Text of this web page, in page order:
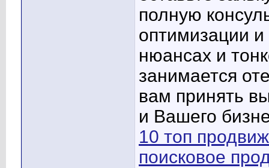
полную
оптимизации
нюансах и
занимается
вам принять
и Вашего
10 топ
поисковое